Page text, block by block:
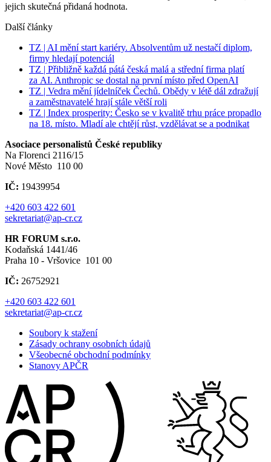
jejich skutečná přidaná hodnota.
Další články
TZ | AI mění start kariéry. Absolventům už nestačí diplom,
firmy hledají potenciál
TZ | Přibližně každá pátá česká malá a střední firma platí
za AI. Anthropic se dostal na první místo před OpenAI
TZ | Vedra mění jídelníček Čechů. Obědy v létě dál zdražují
a zaměstnavatelé hrají stále větší roli
TZ | Index prosperity: Česko se v kvalitě trhu práce propadlo
na 18. místo. Mladí ale chtějí růst, vzdělávat se a podnikat
Asociace personalistů České republiky
Na Florenci 2116/15
Nové Město 110 00
IČ: 19439954
+420 603 422 601
sekretariat@ap-cr.cz
HR FORUM s.r.o.
Kodaňská 1441/46
Praha 10 - Vršovice 101 00
IČ: 26752921
+420 603 422 601
sekretariat@ap-cr.cz
Soubory k stažení
Zásady ochrany osobních údajů
Všeobecné obchodní podmínky
Stanovy APČR